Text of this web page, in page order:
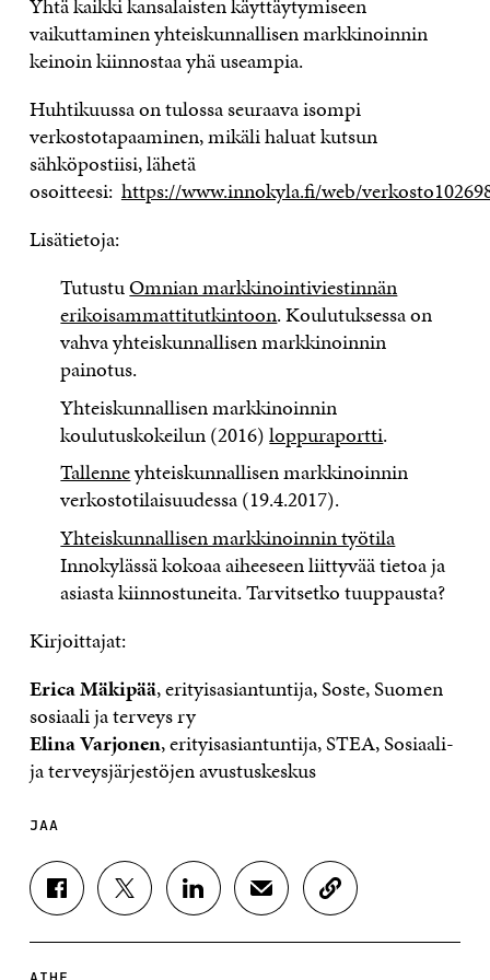
Yhtä kaikki kansalaisten käyttäytymiseen
vaikuttaminen yhteiskunnallisen markkinoinnin
keinoin kiinnostaa yhä useampia.
Huhtikuussa on tulossa seuraava isompi
verkostotapaaminen, mikäli haluat kutsun
sähköpostiisi, lähetä
osoitteesi:https://www.innokyla.fi/web/
Lisätietoja:
TutustuOmnian markkinointiviestinnän
erikoisammattitutkintoon. Koulutuksessa on
vahva yhteiskunnallisen markkinoinnin
painotus.
Yhteiskunnallisen markkinoinnin
koulutuskokeilun (2016)loppuraportti.
Tallenneyhteiskunnallisen markkinoinnin
verkostotilaisuudessa (19.4.2017).
Yhteiskunnallisen markkinoinnin työtila
Innokylässä kokoaa aiheeseen liittyvää tietoa ja
asiasta kiinnostuneita. Tarvitsetko tuuppausta?
Kirjoittajat:
Erica Mäkipää, erityisasiantuntija, Soste, Suomen
sosiaali ja terveys ry
Elina Varjonen, erityisasiantuntija, STEA, Sosiaali-
ja terveysjärjestöjen avustuskeskus
JAA
J
A
A
J
A
J
A
J
A
K
O